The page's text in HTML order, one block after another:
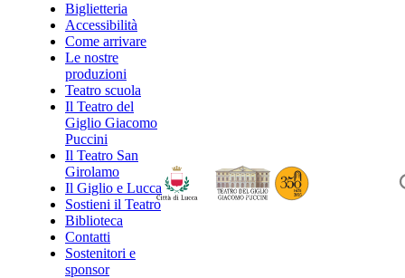
Biglietteria
Accessibilità
Come arrivare
Le nostre
produzioni
Teatro scuola
Il Teatro del
Giglio Giacomo
Puccini
Il Teatro San
Girolamo
Il Giglio e Lucca
Sostieni il Teatro
Biblioteca
Contatti
Sostenitori e
sponsor